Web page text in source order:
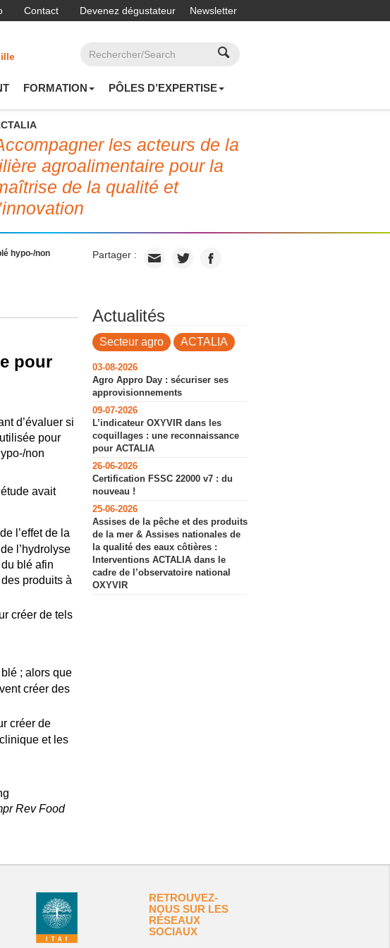
Newsletter
Contact Devenez dégustateur
FORMATION PÔLES D’EXPERTISE
les acteurs de la
agroalimentaire pour la
de la qualité et
hypo-/non
Partager :
pour
d’évaluer si
pour
non
avait
l’effet de la
l’hydrolyse
blé afin
produits à
créer de tels
; alors que
créer des
créer de
et les
Rev Food
Actualités
Secteur agro ACTALIA
03-08-2026
Agro Appro Day : sécuriser ses
approvisionnements
09-07-2026
L’indicateur OXYVIR dans les
coquillages : une reconnaissance
pour ACTALIA
26-06-2026
Certification FSSC 22000 v7 : du
nouveau !
25-06-2026
Assises de la pêche et des produits
de la mer & Assises nationales de
la qualité des eaux côtières :
Interventions ACTALIA dans le
cadre de l’observatoire national
OXYVIR
RETROUVEZ-
NOUS SUR LES
RÉSEAUX
SOCIAUX